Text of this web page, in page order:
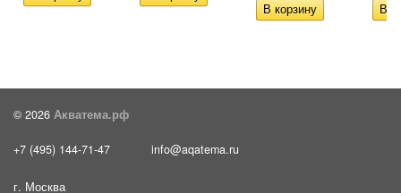
© 2026 Акватема.рф
+7 (495) 144-71-47 info@aqatema.ru
г. Москва